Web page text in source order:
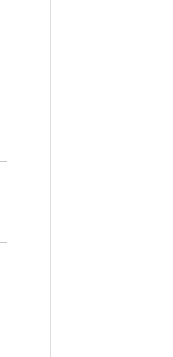
di Parma -
Creative”.
degli Studi di Parma -
dei Servizi Educativi”.
Parma - Dipartimento di
di Parma -
Creative”.
dei Servizi Educativi”.
Parma - Dipartimento di